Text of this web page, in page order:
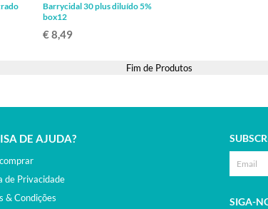
Barrycidal 30 plus diluído 5%
box12
€ 8,49
Fim de Produtos
DE AJUDA?
de Privacidade
& Condições
SIGA-